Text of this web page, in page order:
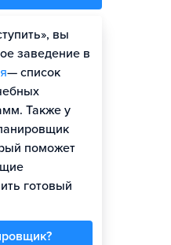
вы
заведение в
— список
Также у
поможет
готовый
шансы